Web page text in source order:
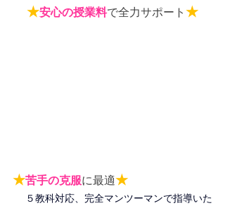
★安心の授業料で全力サポート ★
★苦手の克服に最適★
５教科対応、完全マンツーマンで指導いた